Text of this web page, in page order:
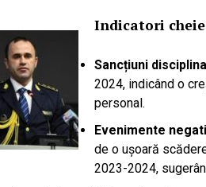
Indicatori
Sancțiuni
2024, indicând o
personal.
Evenimente
de o ușoară
2023-2024,